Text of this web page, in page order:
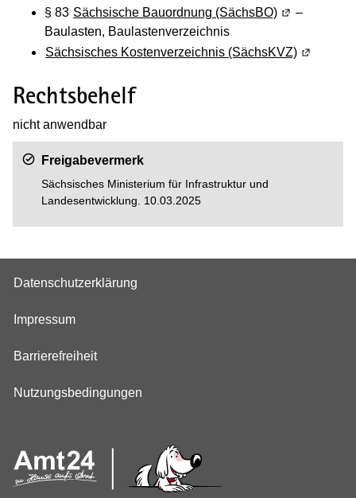
§ 83 Sächsische Bauordnung (SächsBO) (Wird in
–
Baulasten, Baulastenverzeichnis
Sächsisches Kostenverzeichnis (SächsKVZ) (Wird in
Rechtsbehelf
nicht anwendbar
Freigabevermerk
Sächsisches Ministerium für Infrastruktur und
Landesentwicklung . 10.03.2025
Datenschutzerklärung
Impressum
Barrierefreiheit
Nutzungsbedingungen